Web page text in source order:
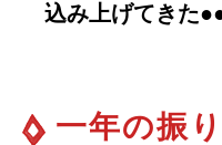
込み上げてきた
一年の振